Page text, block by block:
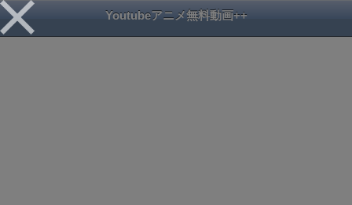
Youtubeアニメ無料動画++